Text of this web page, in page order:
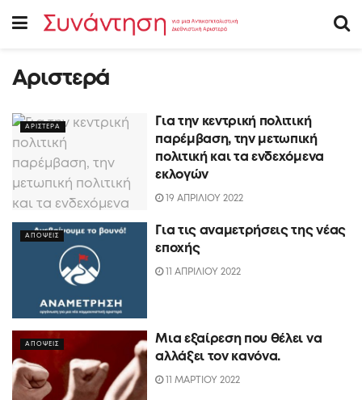
Αριστερά
ΑΡΙΣΤΕΡΑ
Για την κεντρική πολιτική
παρέμβαση, την μετωπική
πολιτική και τα ενδεχόμενα
εκλογών
19 ΑΠΡΙΛΙΟΥ 2022
ΑΠΟΨΕΙΣ
Για τις αναμετρήσεις της νέας
εποχής
11 ΑΠΡΙΛΙΟΥ 2022
ΑΠΟΨΕΙΣ
Μια εξαίρεση που θέλει να
αλλάξει τον κανόνα.
11 ΜΑΡΤΙΟΥ 2022